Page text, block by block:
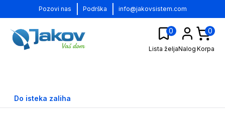
Pozovi nas Podrška info@jakovsistem.com
0
Lista željaNalog
0
Korpa
Do isteka zaliha